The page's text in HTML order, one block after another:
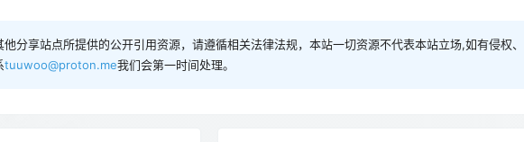
分享站点所提供的公开引用资源，请遵循相关法律法规，本站一切资源不代表本站立场,如有侵权、
tuuwoo@proton.me我们会第一时间处理。